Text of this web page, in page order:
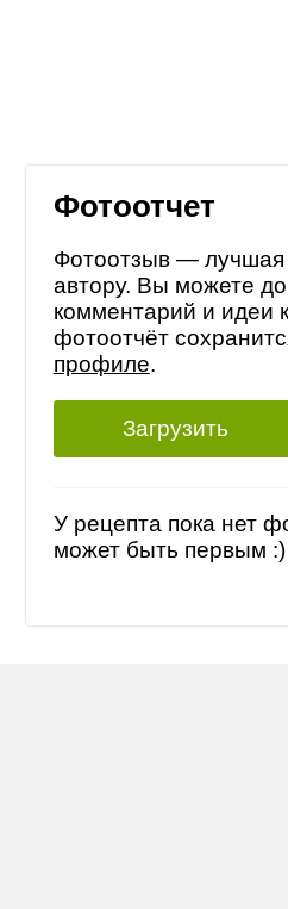
Фотоотчет
Фотоотзыв — лучшая
автору. Вы можете
комментарий и идеи
фотоотчёт
профиле.
Загрузить
У рецепта пока нет
может быть первым :)